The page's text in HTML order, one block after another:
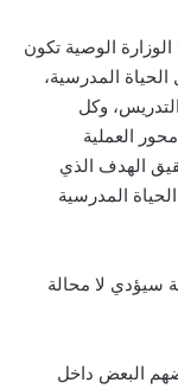
الوصية تكون
المدرسية،
وكل
العملية
الهدف الذي
المدرسية
سيؤدي لا محالة
البعض داخل